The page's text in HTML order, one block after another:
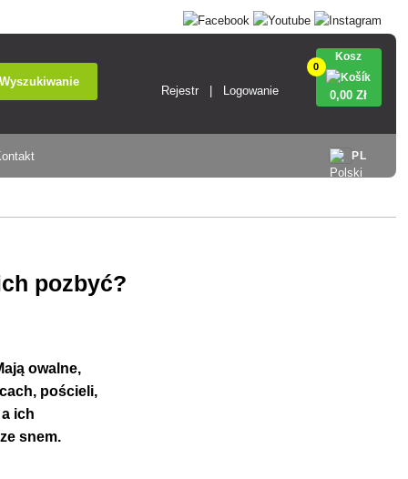
Rejestr Logowanie
0
Kosz
0,00 Zł
PL
pozbyć?
owalne,
pościeli,
ich
snem.